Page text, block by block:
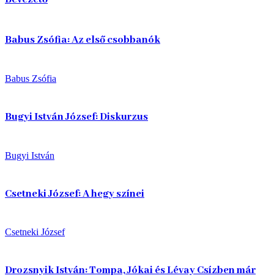
Babus Zsófia: Az első csobbanók
Babus Zsófia
Bugyi István József: Diskurzus
Bugyi István
Csetneki József: A hegy színei
Csetneki József
Drozsnyik István: Tompa, Jókai és Lévay Csízben már